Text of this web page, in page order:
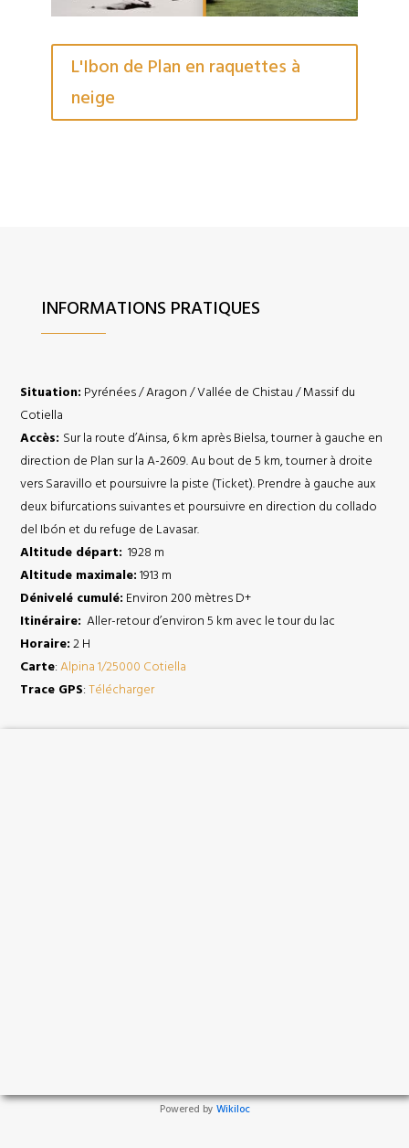
L'Ibon de Plan en raquettes à
neige
INFORMATIONS PRATIQUES
Situation: Pyrénées / Aragon / Vallée de Chistau / Massif du
Cotiella
Accès: Sur la route d’Ainsa, 6 km après Bielsa, tourner à gauche en
direction de Plan sur la A-2609. Au bout de 5 km, tourner à droite
vers Saravillo et poursuivre la piste (Ticket). Prendre à gauche aux
deux bifurcations suivantes et poursuivre en direction du collado
del Ibón et du refuge de Lavasar.
Altitude départ: 1928 m
Altitude maximale: 1913 m
Dénivelé cumulé: Environ 200 mètres D+
Itinéraire: Aller-retour d’environ 5 km avec le tour du lac
Horaire: 2 H
Carte:Alpina 1/25000 Cotiella
Trace GPS:Télécharger
Powered by Wikiloc